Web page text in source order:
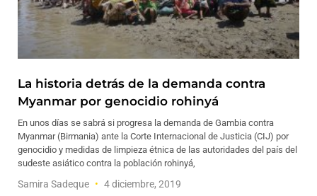
La historia detrás de la demanda contra
Myanmar por genocidio rohinyá
En unos días se sabrá si progresa la demanda de Gambia contra
Myanmar (Birmania) ante la Corte Internacional de Justicia (CIJ) por
genocidio y medidas de limpieza étnica de las autoridades del país del
sudeste asiático contra la población rohinyá,
Samira Sadeque 4 diciembre, 2019